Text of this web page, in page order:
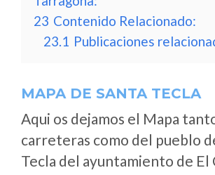
23 Contenido Relacionado:
23.1 Publicaciones
MAPA DE SANTA TECLA
Aqui os dejamos el Mapa
carreteras como del pueblo
Tecla del ayuntamiento de El